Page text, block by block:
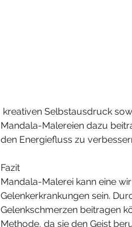
Mandala-Malereien dazu
den Energiefluss zu
Fazit
Mandala-Malerei kann eine
Gelenkerkrankungen sein.
Gelenkschmerzen beitragen
Methode, da sie den Geist